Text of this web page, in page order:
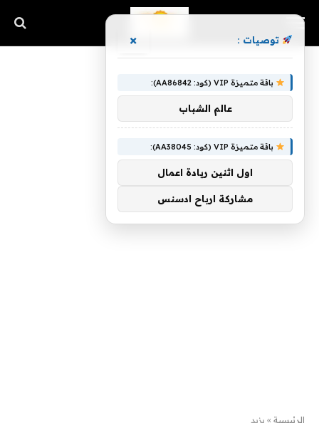
الرئيسية » يزيد
توصيات : ×
باقة متميزة VIP (كود: AA86842):
عالم الشباب
باقة متميزة VIP (كود: AA38045):
اول اثنين ريادة اعمال
مشاركة ارباح ادسنس